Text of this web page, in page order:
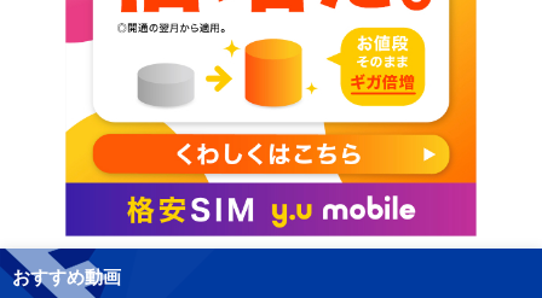
おすすめ動画